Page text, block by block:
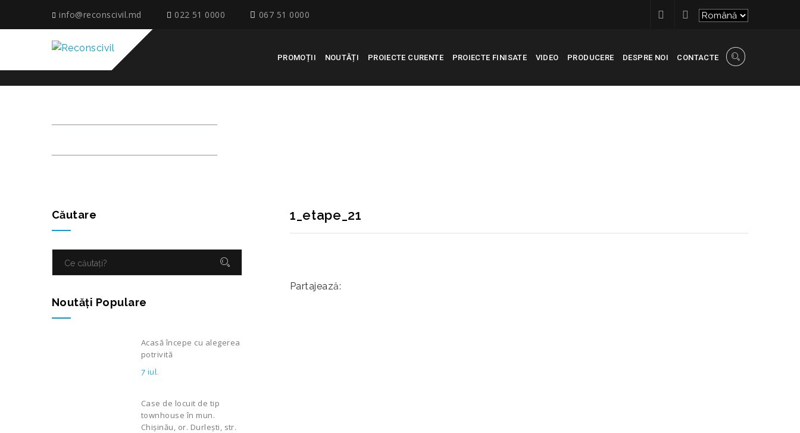
info@reconscivil.md 022 51 0000 067 51 0000
PROMOȚII NOUTĂȚI PROIECTE CURENTE PROIECTE FINISATE VIDEO PRODUCERE DESPRE NOI CONTACTE
Căutare
Noutăţi Populare
Acasă începe cu alegerea
potrivită
7 iul.
Case de locuit de tip
townhouse în mun.
Chișinău, or. Durlești, str.
1_etape_21
Partajează: